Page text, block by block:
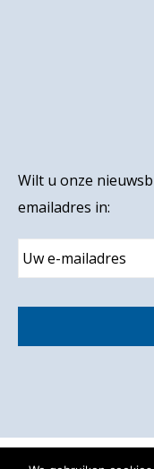
Wilt u onze
emailadres in:
E
m
l
A
T